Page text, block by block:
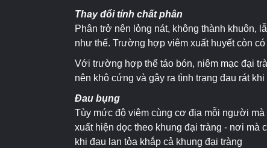
Thay đổi tính chất phân
Phân trở nên lỏng nát, không thành khuôn,
như thế. Trường hợp viêm xuất huyết còn
Với trường hợp thể táo bón, niêm mạc đại
nên khô cứng và gây ra tình trạng đau rát khi
Đau bụng
Tùy mức độ viêm cùng cơ địa mỗi người
xuất hiện dọc theo khung đại tràng - nơi mà
khi đau lan tỏa khắp cả khung đại tràng